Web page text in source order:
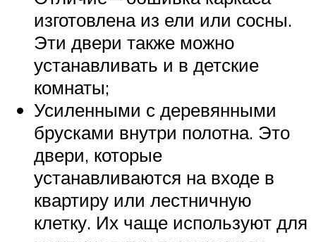
изготовлена из ели или сосны.
Эти двери также можно
устанавливать и в детские
комнаты;
Усиленными с деревянными
брусками внутри полотна. Это
двери, которые
устанавливаются на входе в
квартиру или лестничную
клетку. Их чаще используют для